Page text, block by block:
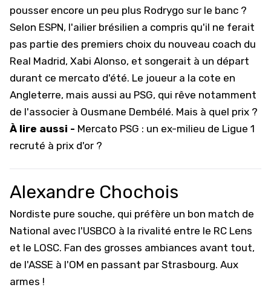
pousser encore un peu plus Rodrygo sur le banc ?
Selon ESPN, l'ailier brésilien a compris qu'il ne ferait
pas partie des premiers choix du nouveau coach du
Real Madrid, Xabi Alonso, et songerait à un départ
durant ce mercato d'été. Le joueur a la cote en
Angleterre, mais aussi au PSG, qui rêve notamment
de l'associer à Ousmane Dembélé. Mais à quel prix ?
À lire aussi - Mercato PSG : un ex-milieu de Ligue 1
recruté à prix d'or ?
Alexandre Chochois
Nordiste pure souche, qui préfère un bon match de
National avec l'USBCO à la rivalité entre le RC Lens
et le LOSC. Fan des grosses ambiances avant tout,
de l'ASSE à l'OM en passant par Strasbourg. Aux
armes !